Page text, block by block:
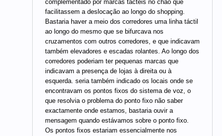
complementado por marcas tácteis no chão que
facilitassem a deslocação ao longo do shopping.
Bastaria haver a meio dos corredores uma linha táctil
ao longo do mesmo que se bifurcava nos
cruzamentos com outros corredores, e que indicavam
também elevadores e escadas rolantes. Ao longo dos
corredores poderiam ter pequenas marcas que
indicavam a presença de lojas à direita ou à
esquerda. seria também indicado os locais onde se
encontravam os pontos fixos do sistema de voz, o
que resolvia o problema do ponto fixo não saber
exactamente onde estamos, bastaria ouvir a
mensagem quando estávamos sobre o ponto fixo.
Os pontos fixos estariam essencialmente nos